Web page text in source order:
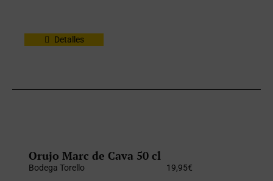
Detalles
Orujo Marc de Cava 50 cl
Bodega Torello 19,95€